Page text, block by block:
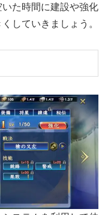
た時間に建設や強化
していきましょう。